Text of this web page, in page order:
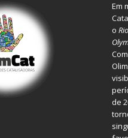
Em
o
de